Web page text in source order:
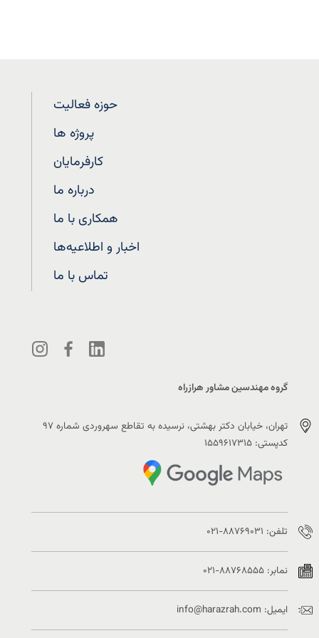
گروه مهندسین مشاور هرازراه
تهران، خیابان دکتر بهشتی، نرسیده به تقاطع سهروردی شماره ۹۷
کدپستی: ۱۵۵۹۶۱۷۳۱۵
تلفن: ۸۸۷۶۹۰۳۱-۰۲۱
نمابر: ۸۸۷۶۸۵۵۵-۰۲۱
ایمیل: info@harazrah.com
حوزه فعالیت
پروژه ها
کارفرمایان
درباره ما
همکاری با ما
اخبار و اطلاعیه‌ها
تماس با ما